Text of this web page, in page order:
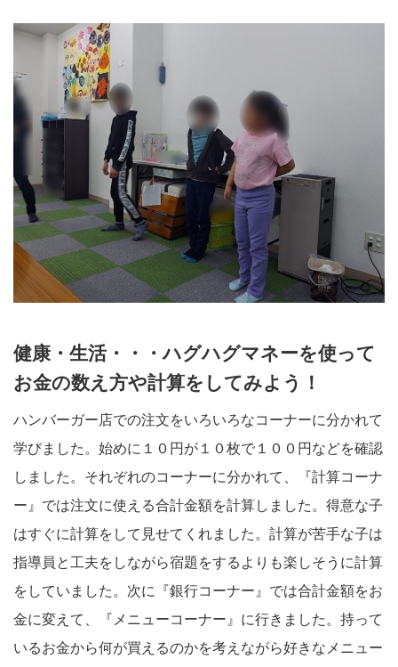
健康・生活・・・ハグハグマネーを使って
お金の数え方や計算をしてみよう！
ハンバーガー店での注文をいろいろなコーナーに分かれて
学びました。始めに１０円が１０枚で１００円などを確認
しました。それぞれのコーナーに分かれて、『計算コーナ
ー』では注文に使える合計金額を計算しました。得意な子
はすぐに計算をして見せてくれました。計算が苦手な子は
指導員と工夫をしながら宿題をするよりも楽しそうに計算
をしていました。次に『銀行コーナー』では合計金額をお
金に変えて、『メニューコーナー』に行きました。持って
いるお金から何が買えるのかを考えながら好きなメニュー